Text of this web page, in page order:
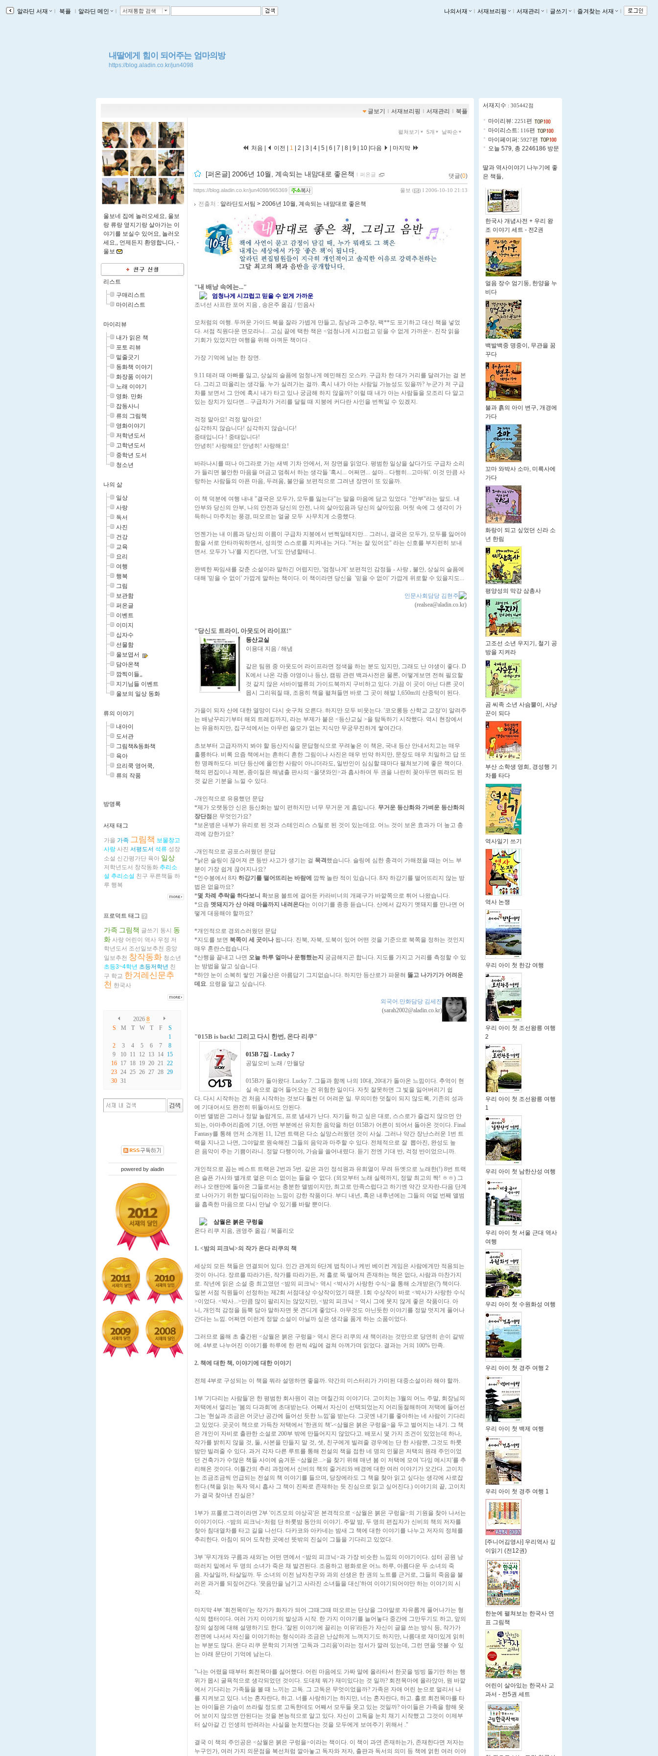
알라딘 서재 ｌ 북플 ｌ 알라딘 메인 ｌ 서재통합 검색 나의서재 ｌ 서재브리핑 ｌ 서재관리 ｌ 글쓰기 ｌ 즐겨찾는 서재 ｌ
내딸에게 힘이 되어주는 엄마의방
https://blog.aladin.co.kr/jun4098
글보기 ｌ 서재브리핑 ｌ 서재관리 ｌ 북플
울보네 집에 놀러오세요, 울보
랑 류랑 옆지기랑 살아가는 이
야기를 보실수 있어요, 놀러오
세요,, 언제든지 환영합니다, -
울보
리스트
구매리스트
마이리스트
마이리뷰
내가 읽은 책
포토 리뷰
밑줄긋기
동화책 이야기
화장품 이야기
노래 이야기
영화. 만화
잡동사니
류의 그림책
영화이야기
저학년도서
고학년도서
중학년 도서
청소년
나의 삶
일상
사랑
독서
사진
건강
교육
요리
여행
행복
그림
보관함
퍼온글
이벤트
이미지
십자수
선물함
울보엽서
담아온책
깜찍이들,,
지기님들 이벤트
울보의 일상 동화
류의 이야기
내아이
도서관
그림책&동화책
육아
요리쿡 영어쿡,
류의 작품
방명록
서재 태그
가을 가족 그림책 보물창고
사랑 사진 서평도서 석류 성장
소설 신간평가단 육아 일상
저학년도서 창작동화 추리소
설 추리소설 친구 푸른책들 하
루 행복
프로덕트 태그
가족 그림책 글쓰기 동시
동
화 사랑 어린이 역사 우정 저
학년도서 조선일보추천 중앙
일보추천 창작동화 청소년
초등3~4학년 초등저학년 친
구 학교 한겨레신문추
천 한국사
2026 8
S
M T W T F
S
1
2
3 4 5 6 7
8
9
10 11 12 13 14 15
16 17 18 19 20 21 22
23 24 25 26 27 28 29
30 31
powered by aladin
펼쳐보기 5개 날짜순
처음 | 이전 | 1 2 3 4 5 6 7 8 9 10 다음 마지막
[퍼온글] 2006년 10월, 계속되는 내맘대로 좋은책 ｌ 퍼온글 댓글(0)
울보 ( ) l 2006-10-10 21:13
https://blog.aladin.co.kr/jun4098/965369
전출처 : 알라딘도서팀 > 2006년 10월, 계속되는 내맘대로 좋은책
"내 배낭 속에는..."
엄청나게 시끄럽고 믿을 수 없게 가까운
조너선 사프란 포어 지음 , 송은주 옮김 / 민음사
모처럼의 여행. 두꺼운 가이드 북을 잘라 가볍게 만들고, 침낭과 고추장, 팩**도 포기하고 대신 책을 넣었
다. 서점 직원다운 면모라니... 고심 끝에 택한 책은 <엄청나게 시끄럽고 믿을 수 없게 가까운>. 진작 읽을
기회가 있었지만 여행을 위해 아껴둔 책이다 .
가장 기억에 남는 한 장면.
9.11 테러 때 아빠를 잃고, 상실의 슬픔에 엄청나게 예민해진 오스카. 구급차 한 대가 거리를 달려가는 걸 본
다. 그리고 떠올리는 생각들. 누가 실려가는 걸까. 혹시 내가 아는 사람일 가능성도 있을까? 누군가 저 구급
차를 보면서 그 안에 혹시 내가 타고 있나 궁금해 하지 않을까? 이럴 때 내가 아는 사람들을 모조리 다 알고
있는 장치가 있다면... 구급차가 거리를 달릴 때 지붕에 커다란 사인을 번쩍일 수 있겠지.
걱정 말아요! 걱정 말아요!
심각하지 않습니다! 심각하지 않습니다!
중태입니다 ! 중태입니다!
안녕히! 사랑해요! 안녕히! 사랑해요!
바라나시를 떠나 아그라로 가는 새벽 기차 안에서, 저 장면을 읽었다. 평범한 일상을 살다가도 구급차 소리
가 들리면 불안한 마음을 머금고 멈춰서 하는 생각들 '혹시... 어쩌면... 설마... 다행히...고마워'. 이것 만큼 사
랑하는 사람들의 아픈 마음, 두려움, 불안을 보편적으로 그려낸 장면이 또 있을까.
이 책 덕분에 여행 내내 "결국은 모두가, 모두를 잃는다"는 말을 마음에 담고 있었다. "안부"라는 말도. 내
안부와 당신의 안부, 나의 안전과 당신의 안전, 나의 살아있음과 당신의 살아있음. 머릿 속에 그 생각이 가
득하니 마주치는 풍경, 떠오르는 얼굴 모두 사무치게 소중했다.
언젠가는 내 이름과 당신의 이름이 구급차 지붕에서 번쩍일테지만... 그러니, 결국은 모두가, 모두를 잃어야
함을 서로 안타까워하면서, 성의껏 스스로를 지켜내는 거다. "저는 잘 있어요" 라는 신호를 부지런히 보내
면서. 모두가 '나'를 지킨다면, '너'도 안녕할테니.
완벽한 짜임새를 갖춘 소설이라 말하긴 어렵지만, '엄청나게' 보편적인 감정들 - 사랑 , 불안, 상실의 슬픔에
대해 '믿을 수 없이' 가깝게 말하는 책이다. 이 책이라면 당신을 '믿을 수 없이' 가깝게 위로할 수 있을지도...
인문사회담당 김현주
(realsea@aladin.co.kr)
"당신도 트라이, 아웃도어 라이프!"
등산교실
이용대 지음 / 해냄
같은 팀원 중 아웃도어 라이프라면 정색을 하는 분도 있지만, 그래도 난 야생이 좋다. D
K에서 나온 각종 야영이나 등산, 캠핑 관련 백과사전은 물론, 어떻게보면 전혀 필요할
것 같지 않은 서바이벌류의 가이드북까지 구비하고 있다. 가끔 이 곳이 아닌 다른 곳이
몹시 그리워질 때, 조용히 책을 펼쳐들면 바로 그 곳이 해발 1,650m의 산중턱이 된다.
가을이 되자 산에 대한 열망이 다시 솟구쳐 오른다. 하지만 모두 비웃는다. '코오롱등 산학교 교장'이 알려주
는 배낭꾸리기부터 해외 트레킹까지, 라는 부제가 붙은 <등산교실 >을 탐독하기 시작했다. 역시 현장에서
는 유용하지만, 집구석에서는 아무런 쓸모가 없는 지식만 무궁무진하게 쌓여간다.
초보부터 고급자까지 봐야 할 등산지식을 문답형식으로 꾸려놓은 이 책은, 국내 등산 안내서치고는 매우
훌륭하다. 비록 요즘 책에서는 흔하디 흔한 그림이나 사진은 매우 빈약 하지만, 문장도 매우 치밀하고 답 또
한 명쾌하도다. 비단 등산에 올인한 사람이 아니더라도, 일반인이 심심할 때마다 펼쳐보기에 좋은 책이다.
책의 편집이나 제본, 종이질은 해냄출 판사의 <올댓와인>과 흡사하여 두 권을 나란히 꽂아두면 뭐라도 된
것 같은 기분을 느낄 수 있다.
-개인적으로 유용했던 문답
*제가 오랫동안 신은 등산화는 발이 편하지만 너무 무거운 게 흠입니다. 무거운 등산화와 가벼운 등산화의
장단점은 무엇인가요?
*보온병은 내부가 유리로 된 것과 스테인리스 스틸로 된 것이 있는데요. 어느 것이 보온 효과가 더 높고 충
격에 강한가요?
-개인적으로 공포스러웠던 문답
*낡은 슬링이 끊어져 큰 등반 사고가 생기는 걸 목격했습니다. 슬링에 심한 충격이 가해졌을 때는 어느 부
분이 가장 쉽게 끊어지나요?
*인수봉에서 8자 하강기를 떨어뜨리는 바람에 깜짝 놀란 적이 있습니다. 8자 하강기를 떨어뜨리지 않는 방
법은 없을까요?
*몇 차례 추락을 하다보니 확보용 볼트에 걸어둔 카라비너의 개폐구가 바깥쪽으로 튀어 나왔습니다.
*요즘 멧돼지가 산 아래 마을까지 내려온다는 이야기를 종종 듣습니다. 산에서 갑자기 멧돼지를 만나면 어
떻게 대응해야 할까요?
*개인적으로 경외스러웠던 문답
*지도를 보면 북쪽이 세 곳이나됩니다. 진북, 자북, 도북이 있어 어떤 것을 기준으로 북쪽을 정하는 것인지
매우 혼란스럽습니다.
*산행을 끝내고 나면 오늘 하루 얼마나 운행했는지 궁금해지곤 합니다. 지도를 가지고 거리를 측정할 수 있
는 방법을 알고 싶습니다.
*하얀 눈이 소복히 쌓인 겨울산은 아름답기 그지없습니다. 하지만 등산로가 파묻혀 뚫고 나가기가 어려운
데요 . 요령을 알고 싶습니다.
외국어.만화담당 김세진
(sarah2002@aladin.co.kr)
"015B is back! 그리고 다시 한번, 온다 리쿠"
015B 7집 - Lucky 7
공일오비 노래 / 만월당
015B가 돌아왔다. Lucky 7. 그들과 함께 나의 10대, 20대가 돌아온 느낌이다. 추억이 현
실 속으로 걸어 들어오는 건 위험한 일이다. 자칫 잘못하면 그 빛을 잃어버리기 쉽
다. 다시 시작하는 건 처음 시작하는 것보다 훨씬 더 어려운 일. 무의미한 덧칠이 되지 않도록, 기존의 성과
에 기대어서도 완전히 뒤돌아서도 안된다.
이번 앨범은 그러나 정말 놀랍게도, 프로 냄새가 난다. 자기들 하고 싶은 대로, 스스로가 즐겁지 않으먼 안
되는, 아마추어리즘에 기댄, 어떤 부분에선 유치한 음악을 하던 015B가 어른이 되어서 돌아온 것이다. Final
Fantasy를 통해 먼저 소개된 11, 12번 트랙은 다소 실망스러웠던 것이 사실. 그러나 약간 장난스러운 1번 트
랙을 지나고 나면, 그야말로 원숙해진 그들의 음악과 마주할 수 있다. 전체적으로 잘 뽑아진, 완성도 높
은 음악이 주는 기쁨이라니. 정말 다행이야, 가슴을 쓸어내렸다. 듣기 전엔 기대 반, 걱정 반이었으니까.
개인적으로 꼽는 베스트 트랙은 2번과 5번. 같은 과인 정석원과 유희열이 무려 듀엣으로 노래한(!) 8번 트랙
은 슬픈 가사와 별개로 옅은 미소 없이는 들을 수 없다. (외모부터 노래 실력까지, 정말 최고의 짝! ㅎㅎ) 그
러나 오랜만에 돌아온 그들로서는 충분한 앨범이지만, 최고로 만족스럽다고 하기엔 약간 모자란-다음 단계
로 나아가기 위한 발디딤이라는 느낌이 강한 작품이다. 부디 내년, 혹은 내후년에는 그들의 여덟 번째 앨범
을 흡족한 마음으로 다시 만날 수 있기를 바랄 뿐이다.
삼월은 붉은 구렁을
온다 리쿠 지음, 권영주 옮김 / 북폴리오
1. <밤의 피크닉>의 작가 온다 리쿠의 책
세상의 모든 책들은 연결되어 있다. 인간 관계의 6단계 법칙이나 케빈 베이컨 게임은 사람에게만 적용되는
것이 아니다. 장르를 따라가든, 작가를 따라가든, 저 홀로 뚝 떨어져 존재하는 책은 없다, 사람과 마찬가지
로. 작년에 읽은 소설 중 최고였던 <밤의 피크닉> 역시 <박사가 사랑한 수식>을 통해 소개받은(?) 책이다.
일본 서점 직원들이 선정하는 제2회 서점대상 수상작이었기 때문. 1회 수상작이 바로 <박사가 사랑한 수식
>이었다. <박사...>만큼 많이 팔리지는 않았지만, <밤의 피크닉 > 역시 그에 못지 않게 좋은 작품이다. 아
니, 개인적 감정을 듬뿍 담아 말하자면 못 견디게 좋았다. 아무것도 아닌듯한 이야기를 정말 멋지게 풀어나
간다는 느낌. 어쩌면 이런게 정말 소설이 아닐까 싶은 생각을 품게 하는 소품이었다.
그러므로 올해 초 출간된 <삼월은 붉은 구렁을> 역시 온다 리쿠의 새 책이라는 것만으로 당연히 손이 갈밖
에. 4부로 나누어진 이야기를 하루에 한 편씩 4일에 걸쳐 아껴가며 읽었다. 결과는 거의 100% 만족.
2. 책에 대한 책, 이야기에 대한 이야기
전체 4부로 구성되는 이 책을 뭐라 설명하면 좋을까. 약간의 미스터리가 가미된 대중소설이라 해야 할까.
1부 '기다리는 사람들'은 한 평범한 회사원이 겪는 며칠간의 이야기다. 고이치는 3월의 어느 주말, 회장님의
저택에서 열리는 '봄의 다과회'에 초대받는다. 어째서 자신이 선택되었는지 어리둥절해하며 저택에 들어선
그는 '현실과 조금은 어긋난 공간에 들어선 듯한 느낌'을 받는다. 그곳엔 내기를 좋아하는 네 사람이 기다리
고 있었다. 곳곳이 책으로 가득찬 저택에서 '한권의 책'-<삼월은 붉은 구렁을>을 두고 벌어지는 내기. 그 책
은 개인이 자비로 출판한 소설로 200부 밖에 만들어지지 않았다고. 배포시 몇 가지 조건이 있었는데 하나,
작가를 밝히지 않을 것, 둘, 사본을 만들지 말 것, 셋, 친구에게 빌려줄 경우에는 단 한 사람뿐, 그것도 하룻
밤만 빌려줄 수 있다. 과거 각자 다른 루트를 통해 전설의 책을 접한 네 명의 인물은 저택의 원래 주인이었
던 건축가가 수많은 책들 사이에 숨겨둔 <삼월은...>을 찾기 위해 매년 봄 이 저택에 모여 '다잉 메시지'를 추
리해온 것이다. 이틀간의 추리 과정에서 신비의 책의 줄거리와 배경에 대한 여러 이야기가 오간다. 고이치
는 조금조금씩 언급되는 전설의 책 이야기를 들으며, 당장에라도 그 책을 찾아 읽고 싶다는 생각에 사로잡
힌다.(책을 읽는 독자 역시 흡사 그 책이 진짜로 존재하는 듯 진심으로 읽고 싶어진다.) 이야기의 끝, 고이치
가 결국 찾아낸 진실은?
1부가 프롤로그격이라면 2부 '이즈모의 야상곡'은 본격적으로 <삼월은 붉은 구렁을>의 기원을 찾아 나서는
이야기이다. <밤의 피크닉>처럼 단 하룻밤 동안의 이야기. 주말 밤, 두 명의 편집자가 신비의 책의 저자를
찾아 침대열차를 타고 길을 나선다. 다카코와 아카네는 밤새 그 책에 대한 이야기를 나누고 저자의 정체를
추리한다. 아침이 되어 도착한 곳에선 뜻밖의 진실이 그들을 기다리고 있었다.
3부 '무지개와 구름과 새와'는 어떤 면에서 <밤의 피크닉>과 가장 비슷한 느낌의 이야기이다. 성터 공원 낭
떠러지 밑에서 두 명의 소녀가 죽은 채 발견된다. 조용하고 평화로운 어느 하루, 아름다운 두 소녀의 죽
음. 자살일까, 타살일까. 두 소녀의 이전 남자친구와 과외 선생은 한 권의 노트를 근거로, 그들의 죽음을 불
러온 과거를 되짚어간다. '웃음만을 남기고 사라진 소녀들을 대신'하여 이야기되어야만 하는 이야기의 시
작.
마지막 4부 '회전목마'는 작가가 화자가 되어 그때그때 떠오르는 단상을 그야말로 자유롭게 풀어나가는 형
식의 챕터이다. 여러 가지 이야기의 발상과 시작. 한 가지 이야기를 늘어놓다 중간에 그만두기도 하고, 앞의
장의 설정에 대해 설명하기도 한다. '잘된 이야기에 끌리는 이유'라든가 자신이 글을 쓰는 방식 등, 작가가
전면에 나서서 자신을 이야기하는 형식이라 조금은 난삽하게 느껴지기도 하지만, 나름대로 재미있게 읽히
는 부분도 많다. 온다 리쿠 문학의 기저엔 '고독과 그리움'이라는 정서가 깔려 있는데, 그런 면을 엿볼 수 있
는 아래 문단이 기억에 남는다.
"나는 어렸을 때부터 회전목마를 싫어했다. 어린 마음에도 가짜 말에 올라타서 한곳을 빙빙 돌기만 하는 행
위가 몹시 굴욕적으로 생각되었던 것이다. 도대체 뭐가 재미있다는 것 일까? 회전목마에 올라앉아, 원 바깥
에서 기다리는 가족들을 볼 때 느끼는 고독. 그 고독은 무엇이었을까? 가족은 자애 어린 눈으로 멀리서 나
를 지켜보고 있다. 너는 혼자란다, 하고. 너를 사랑하기는 하지만, 너는 혼자란다, 하고. 홀로 회전목마를 타
는 아이들은 가슴이 쓰라릴 정도로 고독한데도 어째서 모두들 웃고 있는 것일까? 아이들은 가족을 향해 웃
어 보이지 않으면 안된다는 것을 본능적으로 알고 있다. 자신이 고독을 눈치 채기 시작했고 그것이 이제부
터 살아갈 긴 인생의 반려라는 사실을 눈치챘다는 것을 모두에게 보여주기 위해서 ."
결국 이 책의 주인공은 <삼월은 붉은 구렁을>이라는 책이다. 이 책이 과연 존재하는가, 존재한다면 저자는
누구인가, 여러 가지 의문점을 복선처럼 깔아놓고 독자와 저자, 출판과 독서의 의미 등 책에 얽힌 여러 이야
서재지수 : 305442점
마이리뷰: 2251편
마이리스트: 116편
마이페이퍼: 5927편
오늘 579, 총 2246186 방문
딸과 역사이야기 나누기에 좋
은 책들,
한국사 개념사전 + 우리 왕
조 이야기 세트 - 전2권
얼음 장수 엄기둥, 한양을 누
비다
백발백중 명중이, 무관을 꿈
꾸다
불과 흙의 아이 변구, 개경에
가다
꼬마 와박사 소마, 미륵사에
가다
화랑이 되고 싶었던 신라 소
년 한림
평양성의 막강 삼총사
고조선 소년 우지기, 철기 공
방을 지켜라
곰 씨족 소년 사슴뿔이, 사냥
꾼이 되다
부산 소학생 영희, 경성행 기
차를 타다
역사일기 쓰기
역사 논쟁
우리 아이 첫 한강 여행
우리 아이 첫 조선왕릉 여행
2
우리 아이 첫 조선왕릉 여행
1
우리 아이 첫 남한산성 여행
우리 아이 첫 서울 근대 역사
여행
우리 아이 첫 수원화성 여행
우리 아이 첫 경주 여행 2
우리 아이 첫 백제 여행
우리 아이 첫 경주 여행 1
[주니어김영사] 우리역사 깊
이읽기 (전12권)
한눈에 펼쳐보는 한국사 연
표 그림책
어린이 살아있는 한국사 교
과서 - 전5권 세트